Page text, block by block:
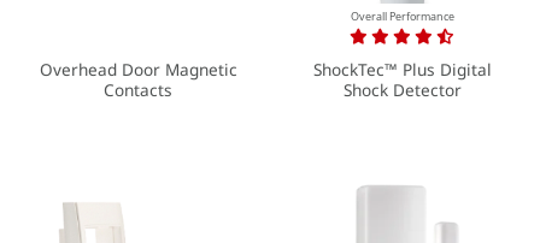
Overhead Door Magnetic
Contacts
Overall Performance
ShockTec™ Plus Digital
Shock Detector